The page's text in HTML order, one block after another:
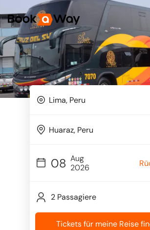
08 Aug
2026
2 Passagiere
Tickets für meine Reise